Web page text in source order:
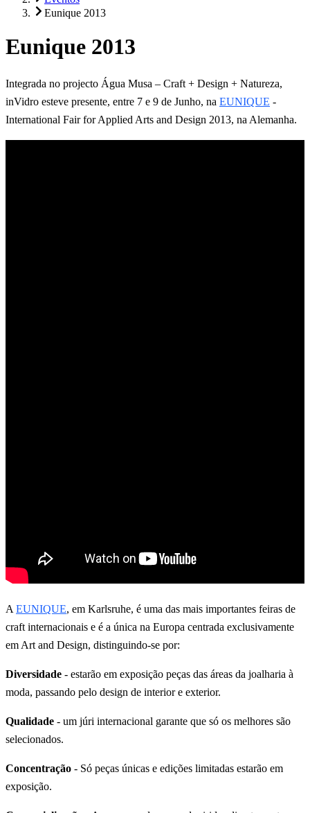
Eunique 2013
Eunique 2013
Integrada no projecto Água Musa – Craft + Design + Natureza,
inVidro esteve presente, entre 7 e 9 de Junho, na EUNIQUE -
International Fair for Applied Arts and Design 2013, na Alemanha.
A EUNIQUE, em Karlsruhe, é uma das mais importantes feiras de
craft internacionais e é a única na Europa centrada exclusivamente
em Art and Design, distinguindo-se por:
Diversidade - estarão em exposição peças das áreas da joalharia à
moda, passando pelo design de interior e exterior.
Qualidade - um júri internacional garante que só os melhores são
selecionados.
Concentração - Só peças únicas e edições limitadas estarão em
exposição.